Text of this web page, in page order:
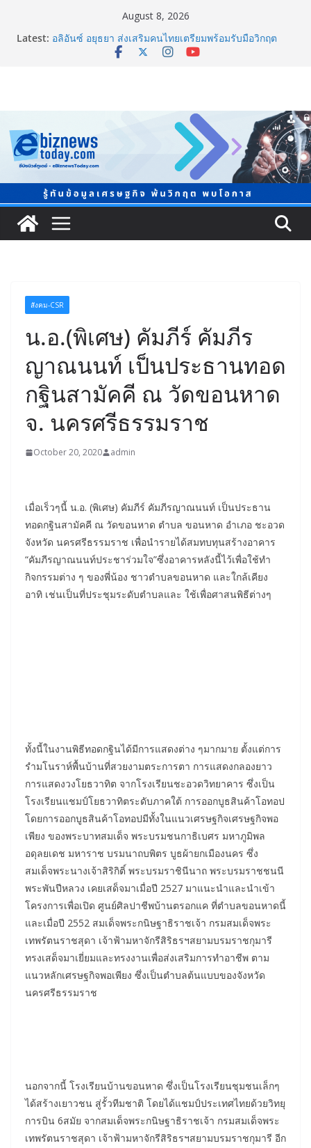
August 8, 2026
Latest:
ภาครัฐ-เอกชนจับมือสัมมนาใหญ่ ยกระดับอุตสาหกรรมเซ
รามิกไทยสู่สากล พร้อมชวนผู้ประกอบไทยร่วมงาน
“Ceramics Vietnam & Stone Vietnam 2026”
ยิ่งใหญ่ Thailand e-Commerce Expo 2026 ผนึกกว่า 50
พันธมิตร ปั้นผู้ประกอบการไทยสู่ตลาดโลก คาดเงินสะพัด
กว่า 300 ล้านบาท
LORDNINE จัดศึกคนดังสายเกม ไทย ปะทะ ฟิลิปปินส์ ใน
“Rise of the Tenth Lord” เปิดสงครามกิลด์ข้ามประเทศ
ฉลองเซิร์ฟเวอร์ใหม่ เฮเลนา
แพทย์เผย โรคไม่ติดต่อเรื้อรัง NCDs คร่าชีวิตคนไทยก่อน
วัยอันควร ทำสูญเสียทางเศรษฐกิจมหาศาล 1.6 ล้านล้าน
สังคม-CSR
น.อ.(พิเศษ) คัมภีร์ คัมภีร
ญาณนนท์ เป็นประธานทอด
กฐินสามัคคี ณ วัดขอนหาด
จ. นครศรีธรรมราช
October 20, 2020 admin
เมื่อเร็วๆนี้ น.อ. (พิเศษ) คัมภีร์ คัมภีรญาณนนท์ เป็นประธาน
ทอดกฐินสามัคคี ณ วัดขอนหาด ตำบล ขอนหาด อำเภอ ชะอวด
จังหวัด นครศรีธรรมราช เพื่อนำรายได้สมทบทุนสร้างอาคาร
“คัมภีรญาณนนท์ประชาร่วมใจ”ซึ่งอาคารหลังนี้ไว้เพื่อใช้ทำ
กิจกรรมต่าง ๆ ของพี่น้อง ชาวตำบลขอนหาด และใกล้เคียง
อาทิ เช่นเป็นที่ประชุมระดับตำบลและ ใช้เพื่อศาสนพิธีต่างๆ
ทั้งนี้ในงานพิธีทอดกฐินได้มีการแสดงต่าง ๆมากมาย ตั้งแต่การ
รำมโนราห์พื้นบ้านที่สวยงามตระการตา การแสดงกลองยาว
การแสดงวงโยธวาทิต จากโรงเรียนชะอวดวิทยาคาร ซึ่งเป็น
โรงเรียนแชมป์โยธวาทิตระดับภาคใต้ การออกบูธสินค้าโอทอป
โดยการออกบูธสินค้าโอทอปมีทั้งในแนวเศรษฐกิจเศรษฐกิจพอ
เพียง ของพระบาทสมเด็จ พระบรมชนกาธิเบศร มหาภูมิพล
อดุลยเดช มหาราช บรมนาถบพิตร บูธผ้ายกเมืองนคร ซึ่ง
สมเด็จพระนางเจ้าสิริกิติ์ พระบรมราชินีนาถ พระบรมราชชนนี
พระพันปีหลวง เคยเสด็จมาเมื่อปี 2527 มาแนะนำและนำเข้า
โครงการเพื่อเปิด ศูนย์ศิลปาชีพบ้านตรอกแค ที่ตำบลขอนหาดนี้
และเมื่อปี 2552 สมเด็จพระกนิษฐาธิราชเจ้า กรมสมเด็จพระ
เทพรัตนราชสุดา เจ้าฟ้ามหาจักรีสิริธรฯสยามบรมราชกุมารี
ทรงเสด็จมาเยี่ยมและทรงงานเพื่อส่งเสริมการทำอาชีพ ตาม
แนวหลักเศรษฐกิจพอเพียง ซึ่งเป็นตำบลต้นแบบของจังหวัด
นครศรีธรรมราช
นอกจากนี้ โรงเรียนบ้านขอนหาด ซึ่งเป็นโรงเรียนชุมชนเล็กๆ
ได้สร้างเยาวชน สู่รั้วทีมชาติ โดยได้แชมป์ประเทศไทยด้วยวิทยุ
การบิน 6สมัย จากสมเด็จพระกนิษฐาธิราชเจ้า กรมสมเด็จพระ
เทพรัตนราชสุดา เจ้าฟ้ามหาจักรีสิริธรฯสยามบรมราชกุมารี อีก